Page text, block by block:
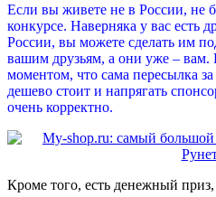
Если вы живете не в России, не
конкурсе. Наверняка у вас есть
России, вы можете сделать им
вашим друзьям, а они уже –
моментом, что сама пересылка
дешево стоит и напрягать
очень корректно.
Кроме того, есть денежный